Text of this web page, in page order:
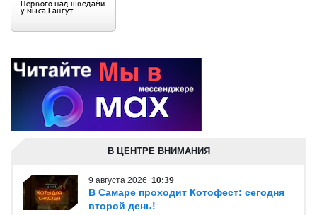
В ЦЕНТРЕ ВНИМАНИЯ
9 августа 2026 10:39
В Самаре проходит Котофест: сегодня
второй день!